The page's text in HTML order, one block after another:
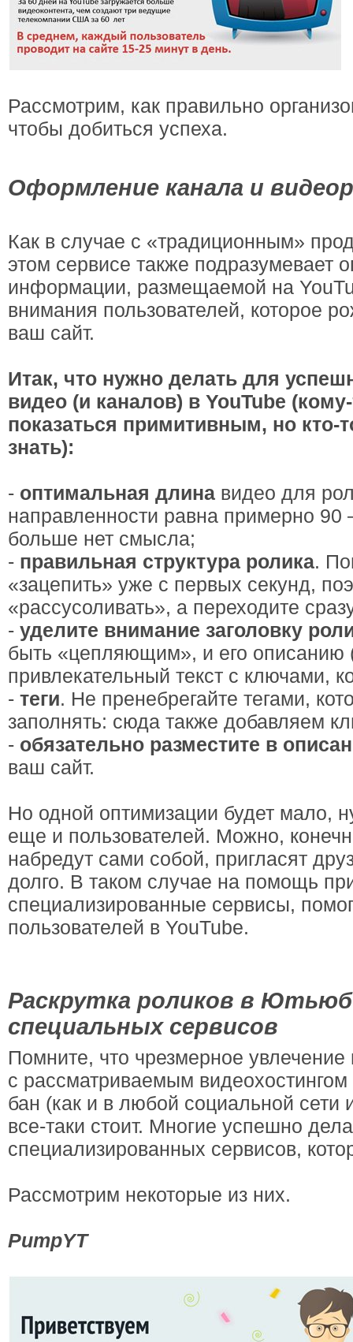
Рассмотрим, как правильно
чтобы добиться успеха.
Оформление канала и
Как в случае с «традиционным»
этом сервисе также подразумевает
информации, размещаемой на
внимания пользователей, которое
ваш сайт.
Итак, что нужно делать для
видео (и каналов) в YouTube
показаться примитивным, но кто-
знать):
- оптимальная длина видео для
направленности равна примерно 90
больше нет смысла;
- правильная структура ролика.
«зацепить» уже с первых секунд,
«рассусоливать», а переходите
- уделите внимание заголовку
быть «цепляющим», и его описанию
привлекательный текст с ключами,
- теги. Не пренебрегайте тегами,
заполнять: сюда также добавляем
- обязательно разместите в
ваш сайт.
Но одной оптимизации будет мало,
еще и пользователей. Можно,
набредут сами собой, пригласят
долго. В таком случае на помощь
специализированные сервисы,
пользователей в YouTube.
Раскрутка роликов в
специальных сервисов
Помните, что чрезмерное увлечение
с рассматриваемым
бан (как и в любой социальной сети
все-таки стоит. Многие успешно
специализированных сервисов,
Рассмотрим некоторые из них.
PumpYT